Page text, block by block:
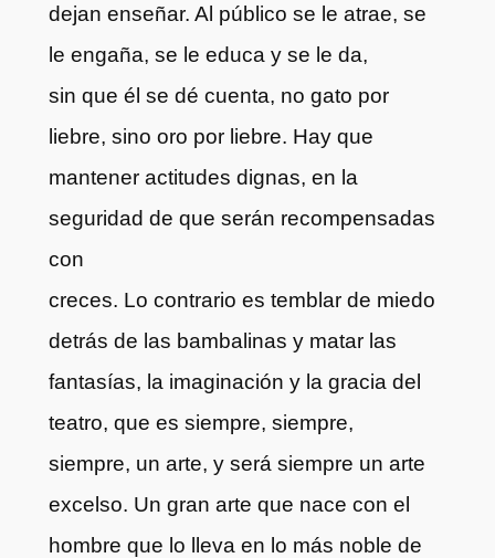
dejan enseñar. Al público se le atrae, se
le engaña, se le educa y se le da,
sin que él se dé cuenta, no gato por
liebre, sino oro por liebre. Hay que
mantener actitudes dignas, en la
seguridad de que serán recompensadas
con
creces. Lo contrario es temblar de miedo
detrás de las bambalinas y matar las
fantasías, la imaginación y la gracia del
teatro, que es siempre, siempre,
siempre, un arte, y será siempre un arte
excelso. Un gran arte que nace con el
hombre que lo lleva en lo más noble de